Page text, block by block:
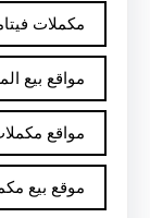
مكملات
مواقع بيع
مواقع
موقع بيع